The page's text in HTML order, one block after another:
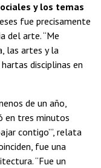
y los temas
fue precisamente
del arte. “Me
las artes y la
disciplinas en
de un año,
en tres minutos
contigo’”, relata
fue una
“Fue un